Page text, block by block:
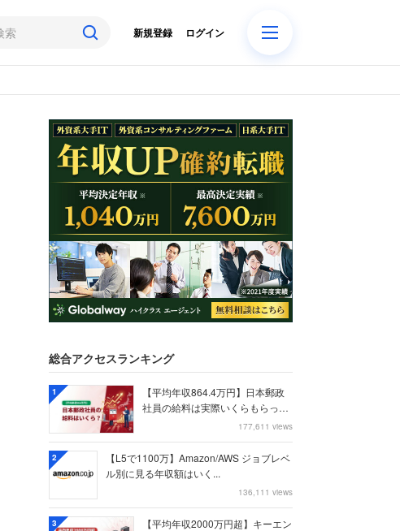
ログイン
新規登録
総合アクセスランキング
1
【平均年収864.4万円】日本郵政
社員の給料は実際いくらもらって
177,611 views
2
【L5で1100万】Amazon/AWS ジョブレベ
ル別に見る年収額はいく...
136,111 views
3
【平均年収2000万円超】キーエン